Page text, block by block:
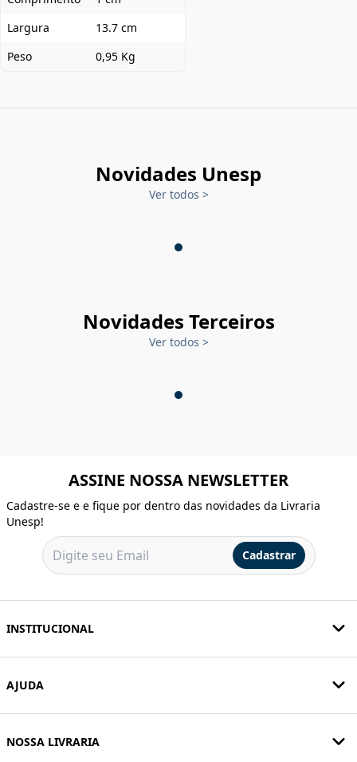
Largura
13.7 cm
Peso
0,95 Kg
Novidades Unesp
Ver todos >
Novidades Terceiros
Ver todos >
ASSINE NOSSA NEWSLETTER
Cadastre-se e e fique por dentro das novidades da Livraria
Unesp!
Cadastrar
INSTITUCIONAL
AJUDA
NOSSA LIVRARIA